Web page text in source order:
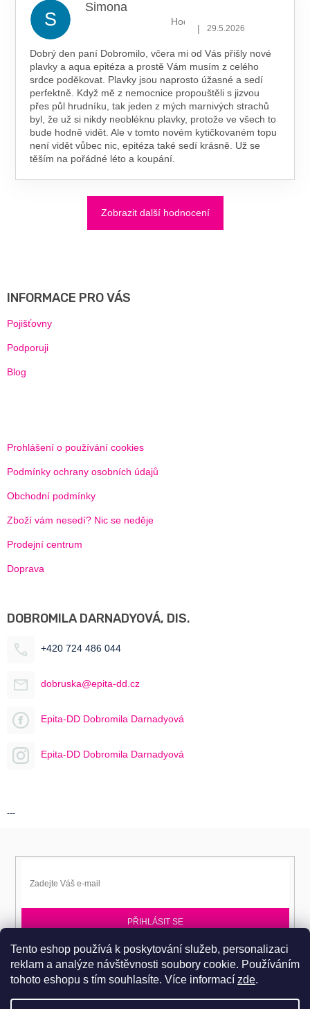
Tento eshop používá k poskytování služeb, personalizaci
reklam a analýze návštěvnosti soubory cookie. Používáním
tohoto eshopu s tím souhlasíte. Více informací zde.
S
Simona
Hodnocení obchodu je 5 z 5
| 29.5.2026
Dobrý den paní Dobromilo, včera mi od Vás přišly nové
plavky a aqua epitéza a prostě Vám musím z celého
srdce poděkovat. Plavky jsou naprosto úžasné a sedí
perfektně. Když mě z nemocnice propouštěli s jizvou
přes půl hrudníku, tak jeden z mých marnivých strachů
byl, že už si nikdy neobléknu plavky, protože ve všech to
bude hodně vidět. Ale v tomto novém kytičkovaném topu
není vidět vůbec nic, epitéza také sedí krásně. Už se
těším na pořádné léto a koupání.
Zobrazit další hodnocení
INFORMACE PRO VÁS
Pojišťovny
Podporuji
Blog
Prohlášení o používání cookies
Podmínky ochrany osobních údajů
Obchodní podmínky
Zboží vám nesedí? Nic se neděje
Prodejní centrum
Doprava
DOBROMILA DARNADYOVÁ, DIS.
+420 724 486 044
dobruska@epita-dd.cz
Epita-DD Dobromila Darnadyová
Epita-DD Dobromila Darnadyová
---
PŘIHLÁSIT SE
Přihlaste se k EPITA-DD a získávejte novinky jako první.